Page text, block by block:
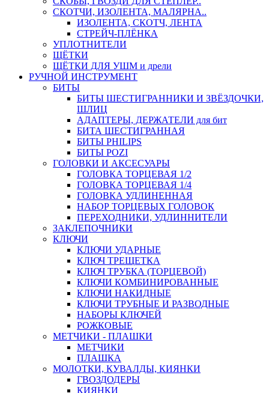
СКОТЧИ, ИЗОЛЕНТА, МАЛЯРНА..
ИЗОЛЕНТА, СКОТЧ, ЛЕНТА
СТРЕЙЧ-ПЛЁНКА
УПЛОТНИТЕЛИ
ЩЁТКИ
ЩЁТКИ ДЛЯ УШМ и дрели
РУЧНОЙ ИНСТРУМЕНТ
БИТЫ
БИТЫ ШЕСТИГРАННИКИ И ЗВЁЗДОЧКИ,
ШЛИЦ
АДАПТЕРЫ, ДЕРЖАТЕЛИ для бит
БИТА ШЕСТИГРАННАЯ
БИТЫ PHILIPS
БИТЫ POZI
ГОЛОВКИ И АКСЕСУАРЫ
ГОЛОВКА ТОРЦЕВАЯ 1/2
ГОЛОВКА ТОРЦЕВАЯ 1/4
ГОЛОВКА УДЛИНЕННАЯ
НАБОР ТОРЦЕВЫХ ГОЛОВОК
ПЕРЕХОДНИКИ, УДЛИННИТЕЛИ
ЗАКЛЕПОЧНИКИ
КЛЮЧИ
КЛЮЧИ УДАРНЫЕ
КЛЮЧ ТРЕЩЕТКА
КЛЮЧ ТРУБКА (ТОРЦЕВОЙ)
КЛЮЧИ КОМБИНИРОВАННЫЕ
КЛЮЧИ НАКИДНЫЕ
КЛЮЧИ ТРУБНЫЕ И РАЗВОДНЫЕ
НАБОРЫ КЛЮЧЕЙ
РОЖКОВЫЕ
МЕТЧИКИ - ПЛАШКИ
МЕТЧИКИ
ПЛАШКА
МОЛОТКИ, КУВАЛДЫ, КИЯНКИ
ГВОЗДОДЕРЫ
КИЯНКИ